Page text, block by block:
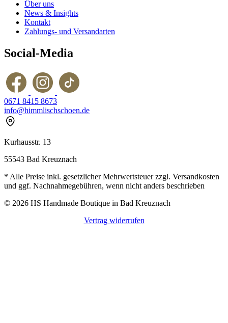
Über uns
News & Insights
Kontakt
Zahlungs- und Versandarten
Social-Media
0671 8415 8673
info@himmlischschoen.de
Kurhausstr. 13
55543 Bad Kreuznach
* Alle Preise inkl. gesetzlicher Mehrwertsteuer zzgl. Versandkosten
und ggf. Nachnahmegebühren, wenn nicht anders beschrieben
© 2026 HS Handmade Boutique in Bad Kreuznach
Vertrag widerrufen